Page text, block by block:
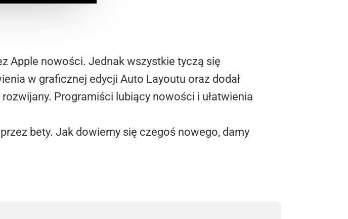
Apple nowości. Jednak wszystkie tyczą się
w graficznej edycji Auto Layoutu oraz dodał
Programiści lubiący nowości i ułatwienia
bety. Jak dowiemy się czegoś nowego, damy